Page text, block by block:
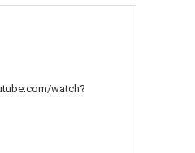
watch?